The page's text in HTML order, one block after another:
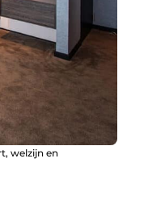
welzijn en